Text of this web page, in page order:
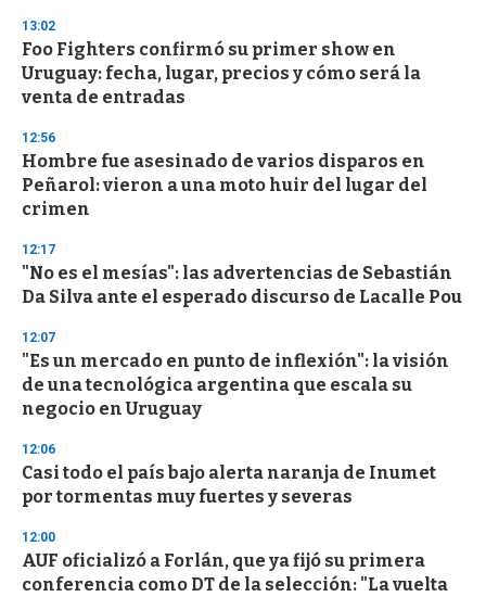
s
e
c
o
n
13:02
Foo Fighters confirmó su primer show en
Uruguay: fecha, lugar, precios y cómo será la
venta de entradas
12:56
Hombre fue asesinado de varios disparos en
Peñarol: vieron a una moto huir del lugar del
crimen
12:17
"No es el mesías": las advertencias de Sebastián
Da Silva ante el esperado discurso de Lacalle Pou
12:07
"Es un mercado en punto de inflexión": la visión
de una tecnológica argentina que escala su
negocio en Uruguay
12:06
Casi todo el país bajo alerta naranja de Inumet
por tormentas muy fuertes y severas
12:00
AUF oficializó a Forlán, que ya fijó su primera
conferencia como DT de la selección: "La vuelta